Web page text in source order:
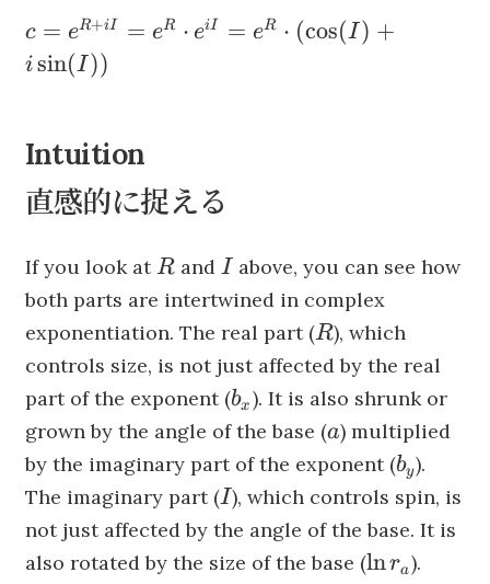
c =
e^{R+iI}
= e^R
e^{iI} =
e^R
\cdot
+
i\sin(I))
c = eR+iI = eR ⋅ eiI = eR ⋅ (cos(I) +
isin(I))
Intuition
直感的に捉える
If you look atR
Rand I
I above, you can see how
both parts are intertwined in complex
exponentiation. The real part (R
R), which
controls size, is not just affected by the real
part of the exponent (b_x
bx ). It is also shrunk or
grown by the angle of the base (a
a) multiplied
by the imaginary part of the exponent (b_y
by).
The imaginary part (I
I), which controls spin, is
not just affected by the angle of the base. It is
also rotated by the size of the base (\ln
lnra).